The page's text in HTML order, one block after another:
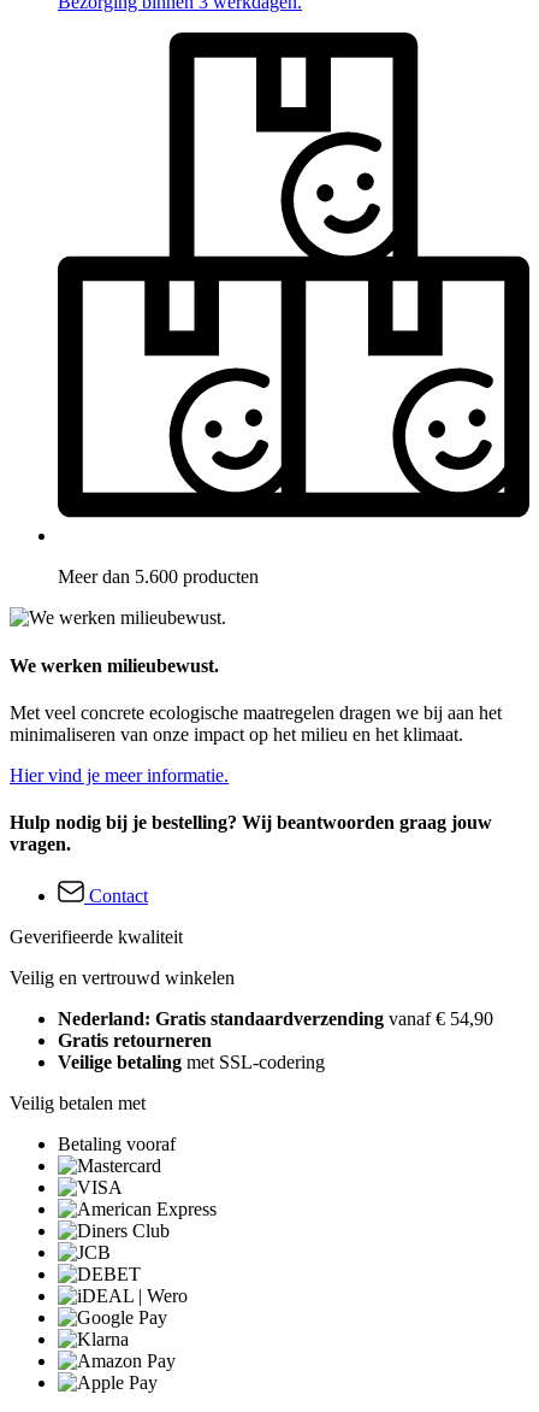
Meer dan 5.600 producten
We werken milieubewust.
Met veel concrete ecologische maatregelen dragen we bij aan het
minimaliseren van onze impact op het milieu en het klimaat.
Hier vind je meer informatie.
Hulp nodig bij je bestelling? Wij beantwoorden graag jouw
vragen.
Contact
Geverifieerde kwaliteit
Veilig en vertrouwd winkelen
Nederland: Gratis standaardverzending vanaf € 54,90
Gratis retourneren
Veilige betaling met SSL-codering
Veilig betalen met
Betaling vooraf